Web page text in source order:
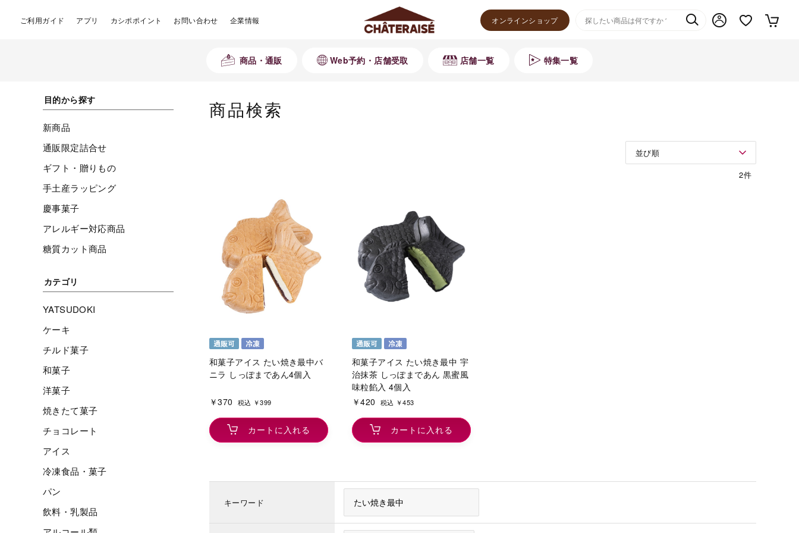
ご利用ガイド アプリ カシポポイント お問い合わせ 企業情報 オンラインショップ
商品・通販 Web予約・店舗受取 店舗一覧 特集一覧
目的から探す
新商品
通販限定詰合せ
ギフト・贈りもの
手土産ラッピング
慶事菓子
アレルギー対応商品
糖質カット商品
カテゴリ
YATSUDOKI
ケーキ
チルド菓子
和菓子
洋菓子
焼きたて菓子
チョコレート
アイス
冷凍食品・菓子
パン
飲料・乳製品
商品検索
並び順
2件
和菓子アイス たい焼き最中バ
ニラ しっぽまであん4個入
￥370 税込 ￥399
カートに入れる
和菓子アイス たい焼き最中 宇
治抹茶 しっぽまであん 黒蜜風
味粒餡入 4個入
￥420
税込 ￥453
カートに入れる
キーワード